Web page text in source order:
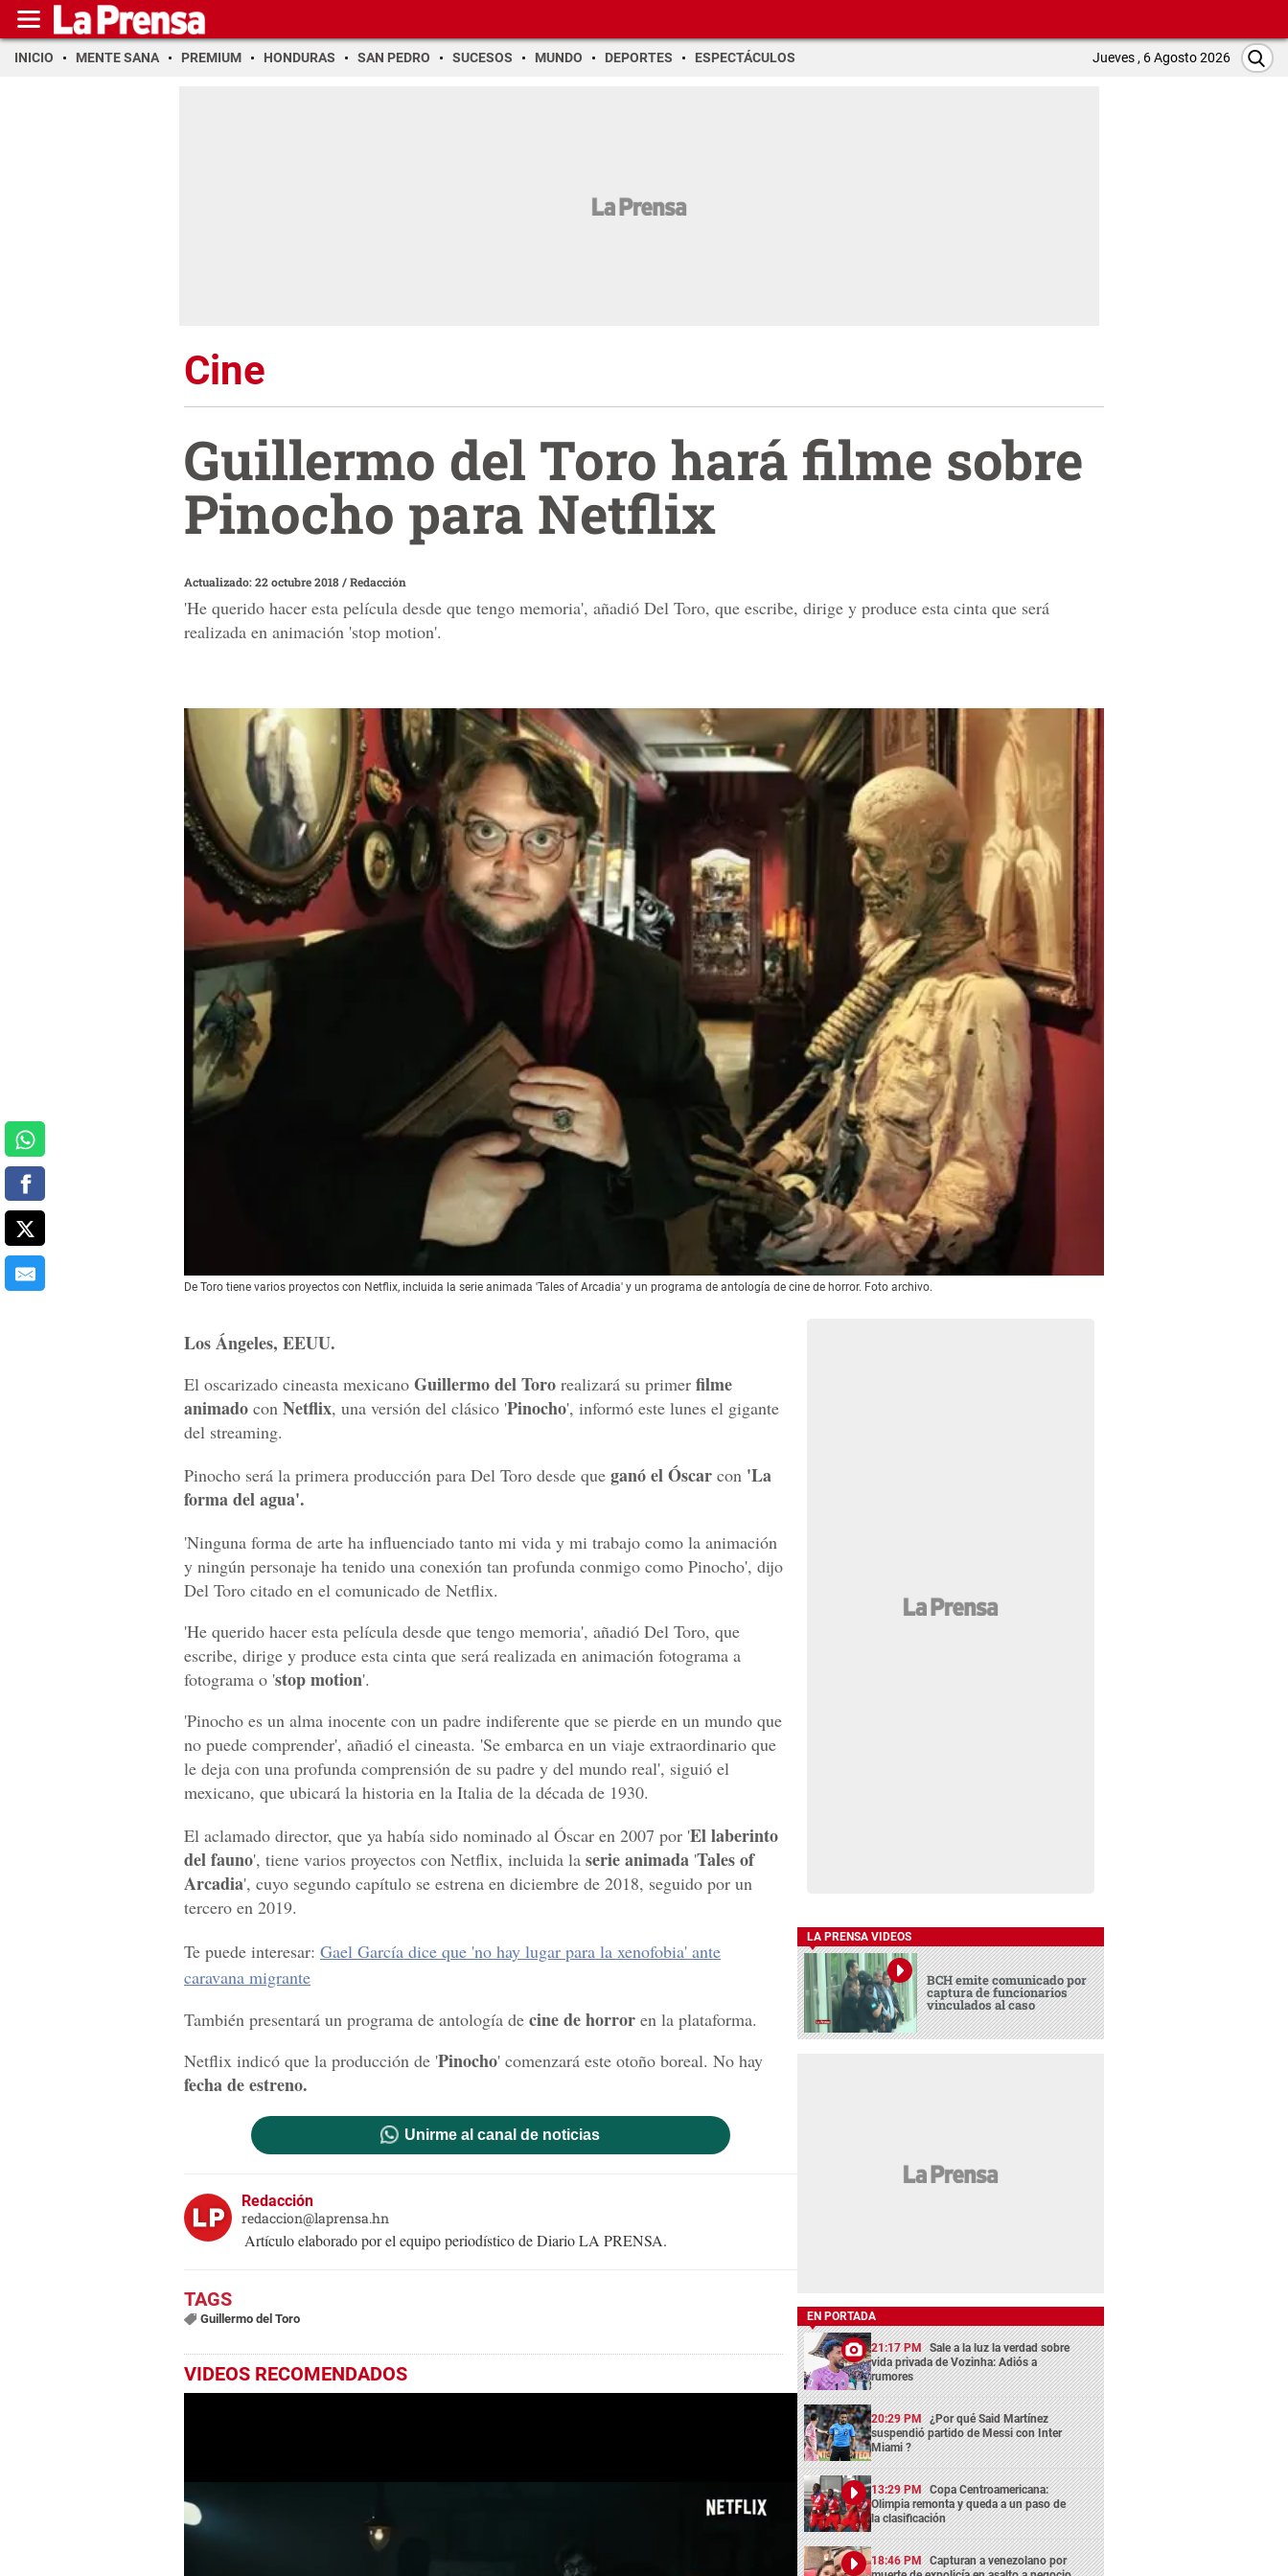
INICIO MENTE SANA PREMIUM HONDURAS SAN PEDRO SUCESOS MUNDO DEPORTES ESPECTÁCULOS Jueves , 6 Agosto 2026
Cine
Guillermo del Toro hará filme sobre
Pinocho para Netflix
Actualizado: 22 octubre 2018/Redacción
'He querido hacer esta película desde que tengo memoria', añadió Del Toro, que escribe, dirige y produce esta cinta que será
realizada en animación 'stop motion'.
De Toro tiene varios proyectos con Netflix, incluida la serie animada 'Tales of Arcadia' y un programa de antología de cine de horror. Foto archivo.
Los Ángeles, EEUU.
El oscarizado cineasta mexicano Guillermo del Toro realizará su primer filme
animado con Netflix, una versión del clásico 'Pinocho', informó este lunes el gigante
del streaming.
Pinocho será la primera producción para Del Toro desde que ganó el Óscar con 'La
forma del agua'.
'Ninguna forma de arte ha influenciado tanto mi vida y mi trabajo como la animación
y ningún personaje ha tenido una conexión tan profunda conmigo como Pinocho', dijo
Del Toro citado en el comunicado de Netflix.
'He querido hacer esta película desde que tengo memoria', añadió Del Toro, que
escribe, dirige y produce esta cinta que será realizada en animación fotograma a
fotograma o 'stop motion'.
'Pinocho es un alma inocente con un padre indiferente que se pierde en un mundo que
no puede comprender', añadió el cineasta. 'Se embarca en un viaje extraordinario que
le deja con una profunda comprensión de su padre y del mundo real', siguió el
mexicano, que ubicará la historia en la Italia de la década de 1930.
El aclamado director, que ya había sido nominado al Óscar en 2007 por 'El laberinto
del fauno', tiene varios proyectos con Netflix, incluida la serie animada 'Tales of
Arcadia', cuyo segundo capítulo se estrena en diciembre de 2018, seguido por un
tercero en 2019.
Te puede interesar: Gael García dice que 'no hay lugar para la xenofobia' ante
caravana migrante
También presentará un programa de antología de cine de horror en la plataforma.
Netflix indicó que la producción de 'Pinocho' comenzará este otoño boreal. No hay
fecha de estreno.
Unirme al canal de noticias
Redacción
redaccion@laprensa.hn
Artículo elaborado por el equipo periodístico de Diario LA PRENSA.
Guillermo del Toro
VIDEOS RECOMENDADOS
LA PRENSA VIDEOS
BCH emite comunicado por
captura de funcionarios
vinculados al caso
EN PORTADA
21:17 PM Sale a la luz la verdad sobre
vida privada de Vozinha: Adiós a
rumores
20:29 PM ¿Por qué Said Martínez
suspendió partido de Messi con Inter
Miami ?
13:29 PM Copa Centroamericana:
Olimpia remonta y queda a un paso de
la clasificación
18:46 PM Capturan a venezolano por